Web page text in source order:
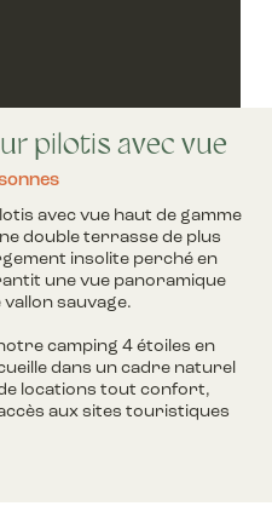
pilotis avec vue
avec vue haut de gamme
double terrasse de plus
insolite perché en
une vue panoramique
sauvage.
camping 4 étoiles en
dans un cadre naturel
locations tout confort,
aux sites touristiques